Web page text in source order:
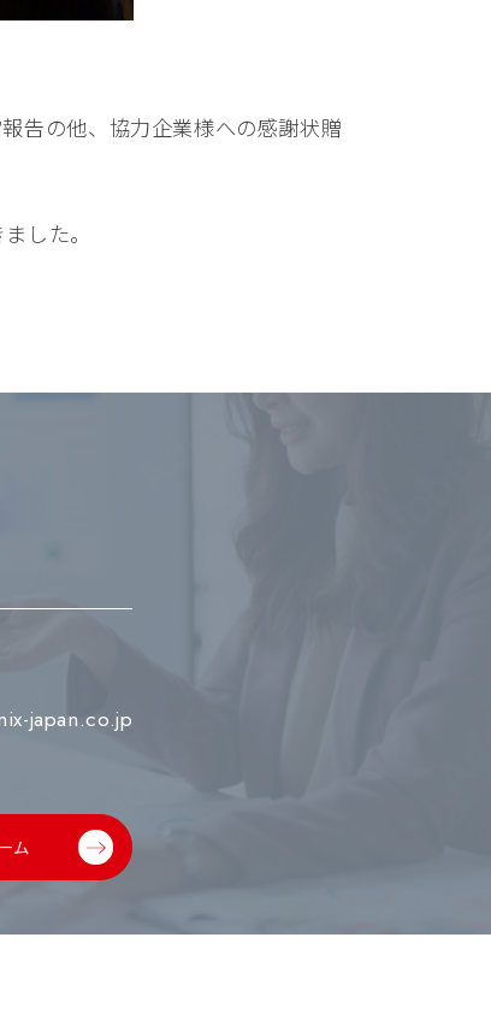
告の他、協力企業様への感謝状贈
した。
japan.co.jp
ム